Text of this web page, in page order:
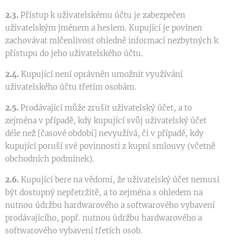
2.3. Přístup k uživatelskému účtu je zabezpečen
uživatelským jménem a heslem. Kupující je povinen
zachovávat mlčenlivost ohledně informací nezbytných k
přístupu do jeho uživatelského účtu.
2.4. Kupující není oprávněn umožnit využívání
uživatelského účtu třetím osobám.
2.5. Prodávající může zrušit uživatelský účet, a to
zejména v případě, kdy kupující svůj uživatelský účet
déle než [časové období] nevyužívá, či v případě, kdy
kupující poruší své povinnosti z kupní smlouvy (včetně
obchodních podmínek).
2.6. Kupující bere na vědomí, že uživatelský účet nemusí
být dostupný nepřetržitě, a to zejména s ohledem na
nutnou údržbu hardwarového a softwarového vybavení
prodávajícího, popř. nutnou údržbu hardwarového a
softwarového vybavení třetích osob.